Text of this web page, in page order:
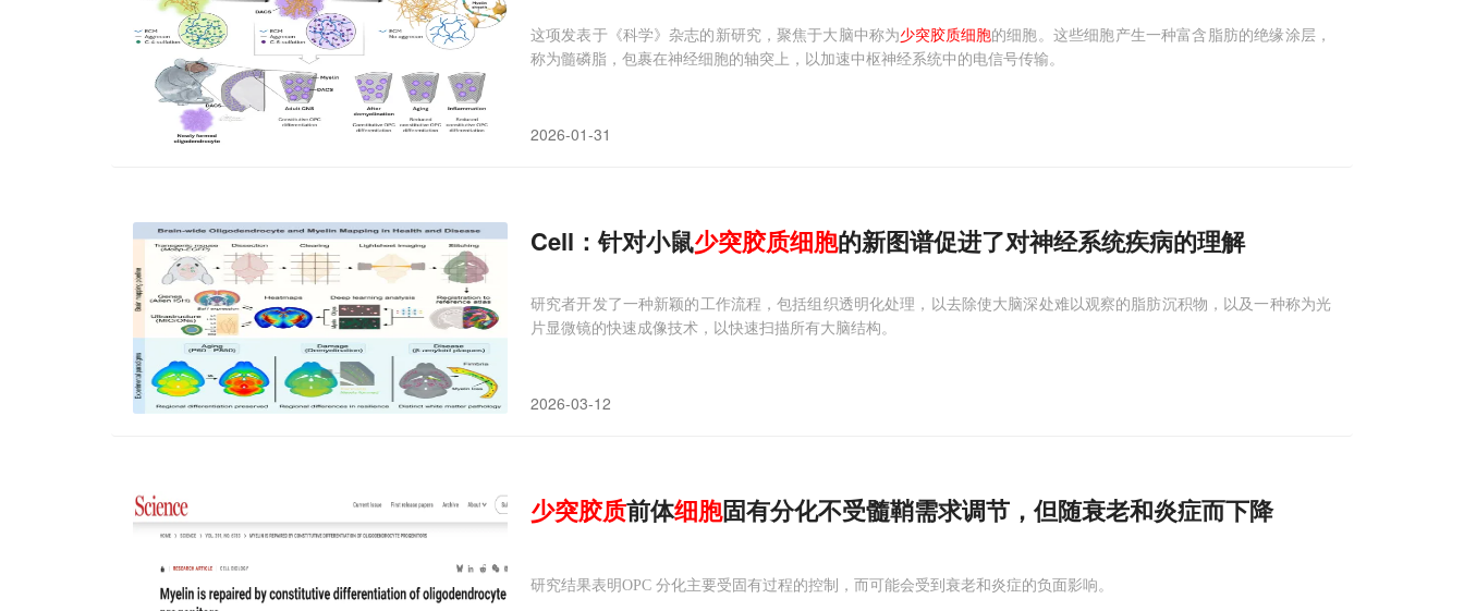
这项发表于《科学》杂志的新研究，聚焦于大脑中称为少突胶质细胞的细胞。这些细胞产生一种富含脂肪的绝缘涂层，
称为髓磷脂，包裹在神经细胞的轴突上，以加速中枢神经系统中的电信号传输。
2026-01-31
Cell：针对小鼠少突胶质细胞的新图谱促进了对神经系统疾病的理解
研究者开发了一种新颖的工作流程，包括组织透明化处理，以去除使大脑深处难以观察的脂肪沉积物，以及一种称为光
片显微镜的快速成像技术，以快速扫描所有大脑结构。
2026-03-12
少突胶质前体细胞固有分化不受髓鞘需求调节，但随衰老和炎症而下降
研究结果表明OPC 分化主要受固有过程的控制，而可能会受到衰老和炎症的负面影响。